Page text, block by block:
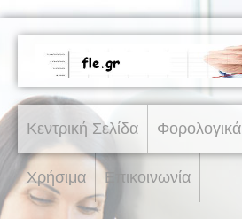
Κεντρική Σελίδα Φορολογικά
Χρήσιμα Επικοινωνία